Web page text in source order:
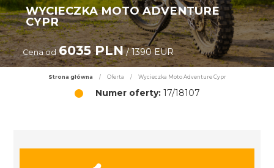
WYCIECZKA MOTO ADVENTURE
CYPR
Cena od 6035 PLN/ 1390 EUR
Strona główna / Oferta / Wycieczka Moto Adventure Cypr
Numer oferty:17/18107